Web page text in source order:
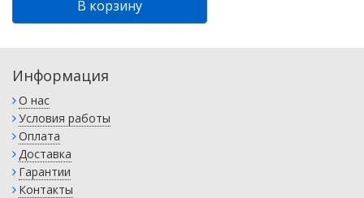
В корзину
Информация
О нас
Условия работы
Оплата
Доставка
Гарантии
Контакты